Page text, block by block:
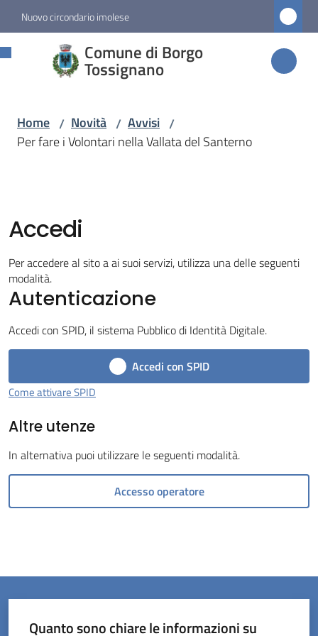
Vai al contenuto
Vai alla navigazione
Vai al footer
Nuovo circondario imolese
Comune di Borgo
Tossignano
Comune di
Borgo
Servizi
Vivere
Tossignano
Servizi
line
Prenotazioni
Home / Novità / Avvisi /
Per fare i Volontari nella Vallata del Santerno
Accedi
Per accedere al sito a ai suoi servizi, utilizza una delle seguenti
modalità.
Autenticazione
Accedi con SPID, il sistema Pubblico di Identità Digitale.
Accedi con SPID
Come attivare SPID
Altre utenze
In alternativa puoi utilizzare le seguenti modalità.
Accesso operatore
Quanto sono chiare le informazioni su